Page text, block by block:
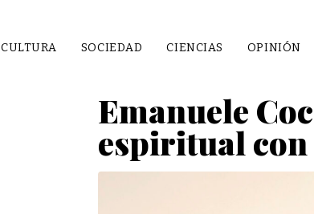
CULTURA SOCIEDAD CIENCIAS OPINIÓN
Emanuele
espiritual con